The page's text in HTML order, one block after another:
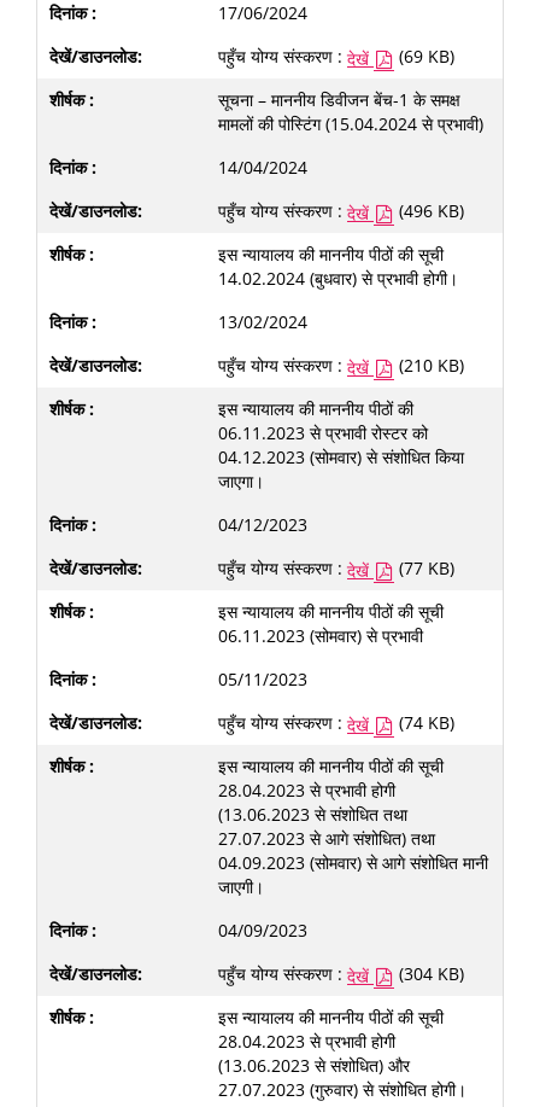
17/06/2024
पहुँच योग्य संस्करण : देखें
(69 KB)
सूचना – माननीय डिवीजन बेंच-1 के समक्ष
मामलों की पोस्टिंग (15.04.2024 से प्रभावी)
14/04/2024
पहुँच योग्य संस्करण : देखें
(496 KB)
इस न्यायालय की माननीय पीठों की सूची
14.02.2024 (बुधवार) से प्रभावी होगी।
13/02/2024
पहुँच योग्य संस्करण : देखें
(210 KB)
इस न्यायालय की माननीय पीठों की
06.11.2023 से प्रभावी रोस्टर को
04.12.2023 (सोमवार) से संशोधित किया
जाएगा।
04/12/2023
पहुँच योग्य संस्करण : देखें
(77 KB)
इस न्यायालय की माननीय पीठों की सूची
06.11.2023 (सोमवार) से प्रभावी
05/11/2023
पहुँच योग्य संस्करण : देखें
(74 KB)
इस न्यायालय की माननीय पीठों की सूची
28.04.2023 से प्रभावी होगी
(13.06.2023 से संशोधित तथा
27.07.2023 से आगे संशोधित) तथा
04.09.2023 (सोमवार) से आगे संशोधित मानी
जाएगी।
04/09/2023
पहुँच योग्य संस्करण : देखें
(304 KB)
इस न्यायालय की माननीय पीठों की सूची
28.04.2023 से प्रभावी होगी
(13.06.2023 से संशोधित) और
27.07.2023 (गुरुवार) से संशोधित होगी।